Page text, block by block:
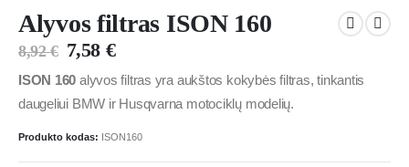
Alyvos filtras ISON 160
8,92€ 7,58 €
ISON 160 alyvos filtras yra aukštos kokybės filtras, tinkantis
daugeliui BMW ir Husqvarna motociklų modelių.
Produkto kodas: ISON160